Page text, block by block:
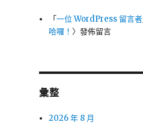
「一位 WordPress 留言者
哈囉！〉發佈留言
彙整
2026 年 8 月